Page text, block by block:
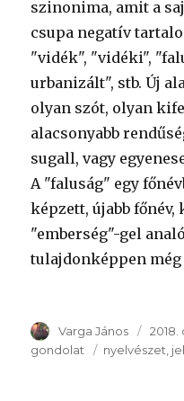
szinonima, amit a
csupa negatív
"vidék", "vidéki",
urbanizált", stb. Új
olyan szót, olyan
alacsonyabb
sugall, vagy
A "faluság" egy
képzett, újabb főnév,
"emberség"-gel
tulajdonképpen még
Szerző
Varga János
gondolat
Kulcsszavak
nyelvészet